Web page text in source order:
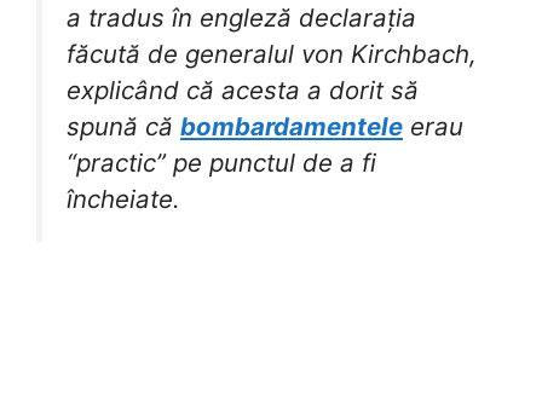
a tradus în engleză declarația
făcută de generalul von Kirchbach,
explicând că acesta a dorit să
spună că bombardamentele erau
“practic” pe punctul de a fi
încheiate.